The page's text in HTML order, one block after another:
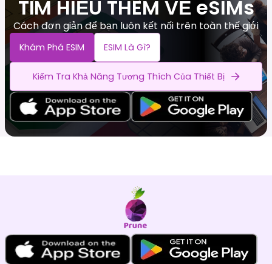
TÌM HIỂU THÊM VỀ eSIMs
Cách đơn giản để bạn luôn kết nối trên toàn thế giới
Khám Phá ESIM ESIM Là Gì?
Kiểm Tra Khả Năng Tương Thích Của Thiết Bị